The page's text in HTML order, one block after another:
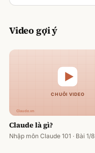
Video gợi ý
Claude là gì?
Nhập môn Claude 101 · Bài 1/8